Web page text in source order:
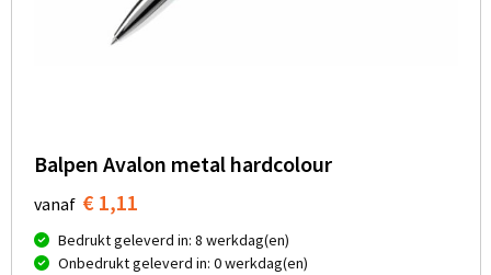
Balpen Avalon metal hardcolour
vanaf € 1,11
Bedrukt geleverd in: 8 werkdag(en)
Onbedrukt geleverd in: 0 werkdag(en)